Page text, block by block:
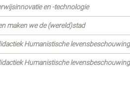
en -technologie
maken we de (wereld)stad
Humanistische
Humanistische